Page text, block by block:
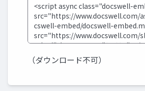
（ダウンロード不可）